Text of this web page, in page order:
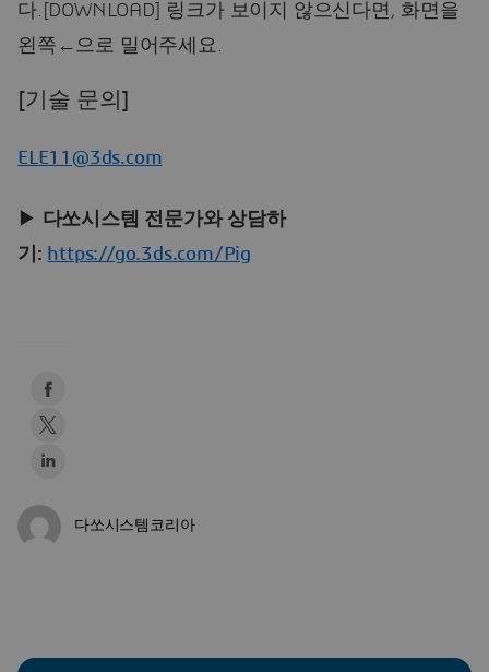
다.[DOWNLOAD] 링크가 보이지 않으신다면, 화면을
왼쪽←으로 밀어주세요.
[기술 문의]
ELE11@3ds.com
▶ 다쏘시스템 전문가와 상담하
기: https://go.3ds.com/Pig
다쏘시스템코리아